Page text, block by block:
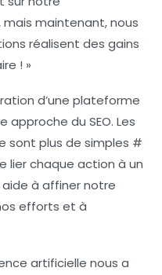
mais maintenant, nous
réalisent des gains
! »
d’une plateforme
approche du SEO. Les
sont plus de simples #
lier chaque action à un
à affiner notre
efforts et à
artificielle nous a